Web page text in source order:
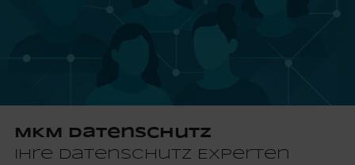
MKM Datenschutz
Ihre Datenschutz Experten